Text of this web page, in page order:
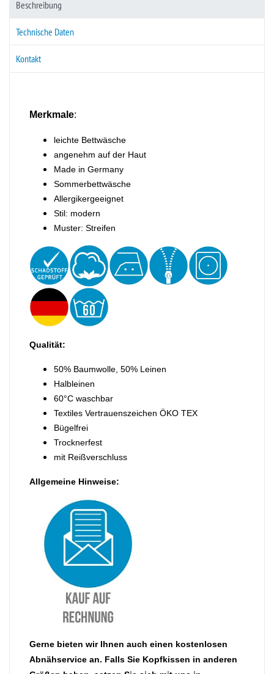
Beschreibung
Technische Daten
Kontakt
Merkmale:
leichte Bettwäsche
angenehm auf der Haut
Made in Germany
Sommerbettwäsche
Allergikergeeignet
Stil: modern
Muster: Streifen
Qualität:
50% Baumwolle, 50% Leinen
Halbleinen
60°C waschbar
Textiles Vertrauenszeichen ÖKO TEX
Bügelfrei
Trocknerfest
mit Reißverschluss
Allgemeine Hinweise:
Gerne bieten wir Ihnen auch einen kostenlosen
Abnähservice an. Falls Sie Kopfkissen in anderen